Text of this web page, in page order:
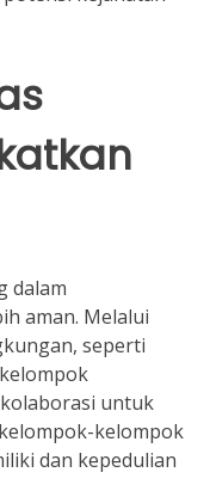
dalam
aman. Melalui
seperti
untuk
kelompok
dan kepedulian